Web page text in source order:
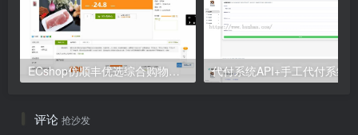
ECshop仿顺丰优选综合购物商城平台源码
评论 抢沙发